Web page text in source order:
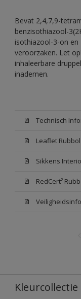
Bevat 2,4,7,9-
benzisothiazool-
isothiazool-3-on en
veroorzaken. Let
inhaleerbare
inademen.
Leaflet
RedCert²
Kleurcollectie